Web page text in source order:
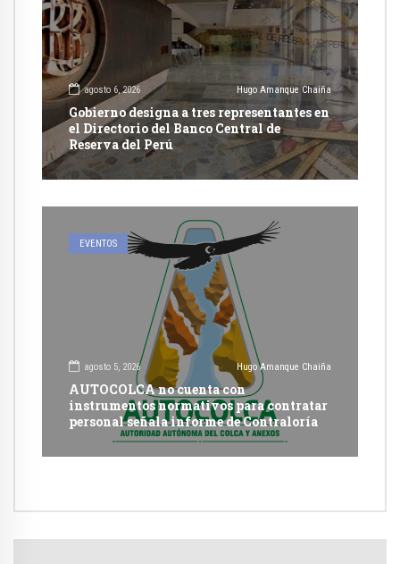
agosto 6, 2026 Hugo Amanque Chaiña
Gobierno designa a tres representantes en
el Directorio del Banco Central de
Reserva del Perú
EVENTOS
agosto 5, 2026 Hugo Amanque Chaiña
AUTOCOLCA no cuenta con
instrumentos normativos para contratar
personal señala informe de Contraloría